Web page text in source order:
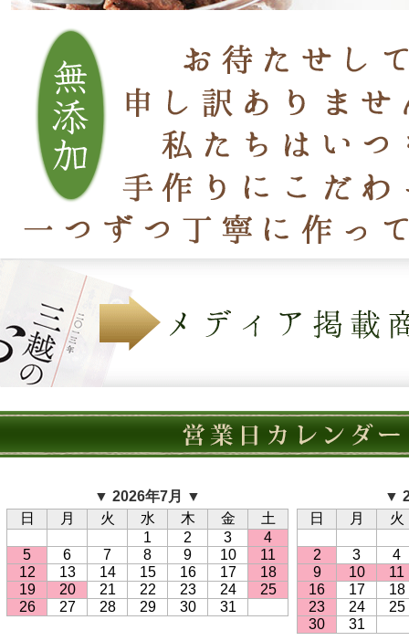
▼ 2026年7月 ▼
日
月 火 水 木 金
土
1
2 3
4
5
6 7 8 9 10
11
12
13 14 15 16 17
18
19
20 21 22 23 24
25
26
27 28 29 30 31
▼
日
月 火
2 3
4
9
10
11
16
17
18
23
24
25
30
31